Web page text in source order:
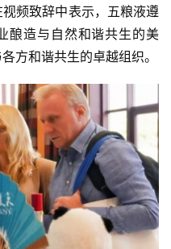
频致辞中表示，五粮液遵
酿造与自然和谐共生的美
方和谐共生的卓越组织。